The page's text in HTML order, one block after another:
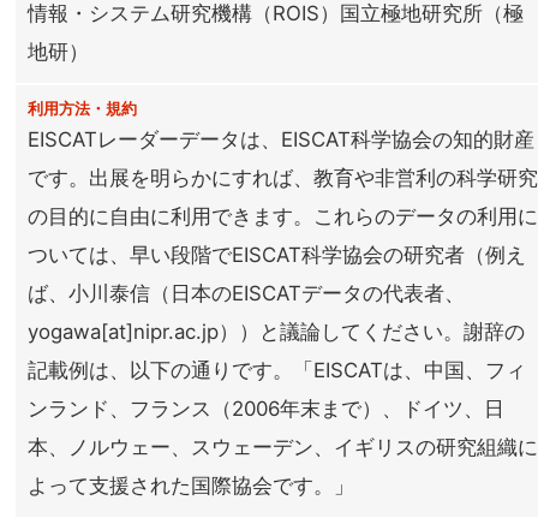
情報・システム研究機構（ROIS）国立極地研究所（極
地研）
利用方法・規約
EISCATレーダーデータは、EISCAT科学協会の知的財産
です。出展を明らかにすれば、教育や非営利の科学研究
の目的に自由に利用できます。これらのデータの利用に
ついては、早い段階でEISCAT科学協会の研究者（例え
ば、小川泰信（日本のEISCATデータの代表者、
yogawa[at]nipr.ac.jp））と議論してください。謝辞の
記載例は、以下の通りです。「EISCATは、中国、フィ
ンランド、フランス（2006年末まで）、ドイツ、日
本、ノルウェー、スウェーデン、イギリスの研究組織に
よって支援された国際協会です。」